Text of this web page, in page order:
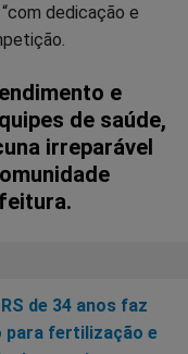
dedicação e
e
de saúde,
irreparável
de 34 anos faz
para fertilização e